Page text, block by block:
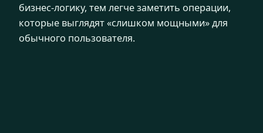
бизнес‑логику, тем легче заметить операции,
которые выглядят «слишком мощными» для
обычного пользователя.